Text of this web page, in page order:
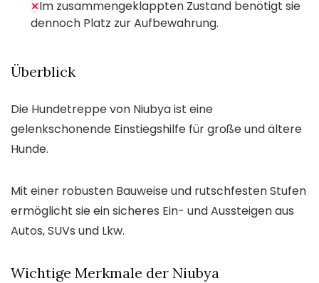
✕Im zusammengeklappten Zustand benötigt sie
dennoch Platz zur Aufbewahrung.
Überblick
Die Hundetreppe von Niubya ist eine
gelenkschonende Einstiegshilfe für große und ältere
Hunde.
Mit einer robusten Bauweise und rutschfesten Stufen
ermöglicht sie ein sicheres Ein- und Aussteigen aus
Autos, SUVs und Lkw.
Wichtige Merkmale der Niubya